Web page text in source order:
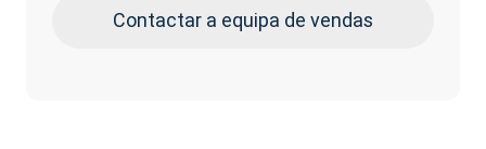
Contactar a equipa de vendas